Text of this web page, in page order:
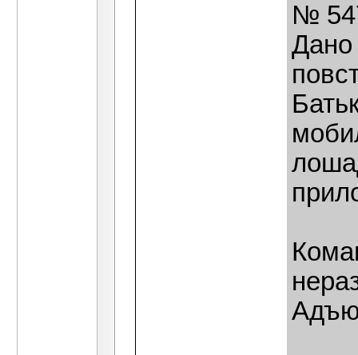
№
Дано